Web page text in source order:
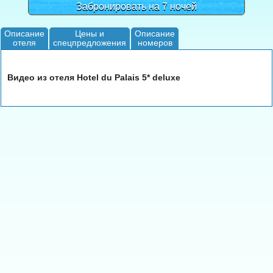
Забронировать на 7 ночей
Описание
отеля
Цены и
спецпредложения
Описание
номеров
Видео из отеля Hotel du Palais 5* deluxe